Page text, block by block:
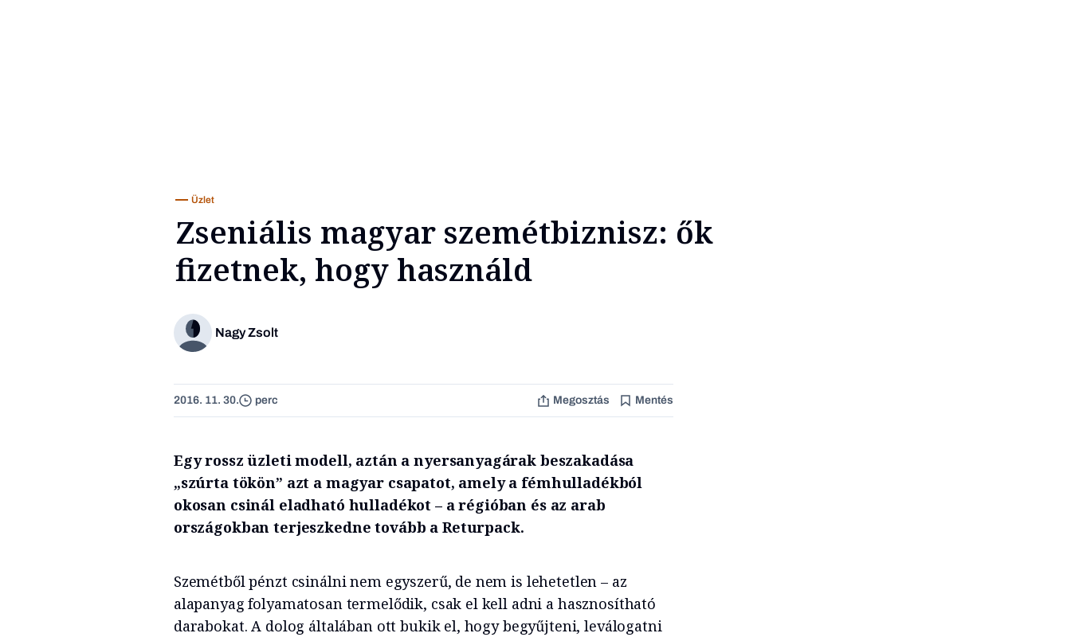
Üzlet
Zseniális magyar szemétbiznisz: ők
fizetnek, hogy használd
Nagy Zsolt
2016. 11. 30. perc Megosztás Mentés
Egy rossz üzleti modell, aztán a nyersanyagárak beszakadása
„szúrta tökön” azt a magyar csapatot, amely a fémhulladékból
okosan csinál eladható hulladékot – a régióban és az arab
országokban terjeszkedne tovább a Returpack.
Szemétből pénzt csinálni nem egyszerű, de nem is lehetetlen – az
alapanyag folyamatosan termelődik, csak el kell adni a hasznosítható
darabokat. A dolog általában ott bukik el, hogy begyűjteni, leválogatni